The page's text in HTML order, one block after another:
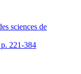
sciences de
221-384